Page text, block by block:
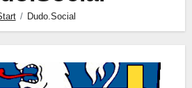
Dudo.Social